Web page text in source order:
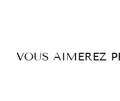
VOUS AIMEREZ